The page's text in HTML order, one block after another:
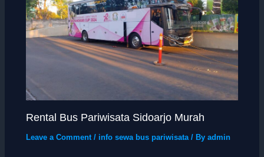
Rental Bus Pariwisata Sidoarjo Murah
Leave a Comment / info sewa bus pariwisata / Byadmin